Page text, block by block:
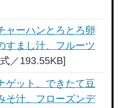
ャーハンとろとろ卵
すまし汁、フルーツ
／193.55KB]
ゲット、できたて豆
そ汁、フローズンデ